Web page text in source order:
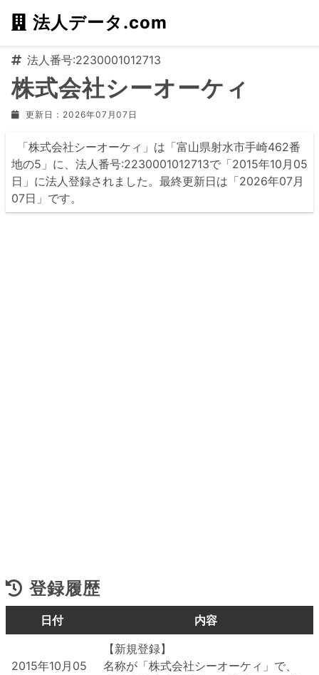
法人データ.com
法人番号:2230001012713
株式会社シーオーケィ
更新日：2026年07月07日
「株式会社シーオーケィ」は「富山県射水市手崎462番
地の5」に、法人番号:2230001012713で「2015年10月05
日」に法人登録されました。最終更新日は「2026年07月
07日」です。
登録履歴
日付 内容
2015年10月05
【新規登録】
名称が「株式会社シーオーケィ」で、